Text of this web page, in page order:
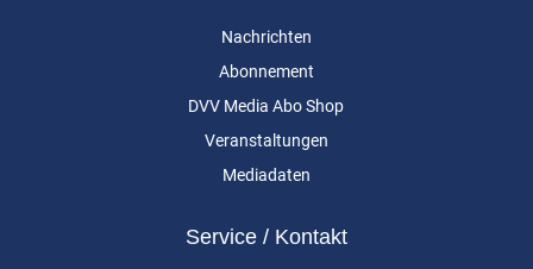
Nachrichten
Abonnement
DVV Media Abo Shop
Veranstaltungen
Mediadaten
Service / Kontakt